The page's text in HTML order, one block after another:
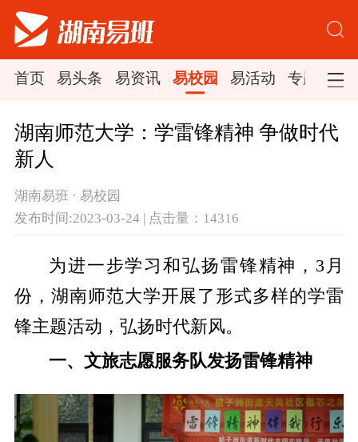
首页 易头条 易资讯 易校园 易活动 专题集锦
湖南师范大学：学雷锋精神 争做时代
新人
湖南易班 · 易校园
发布时间:2023-03-24 | 点击量：14316
为进一步学习和弘扬雷锋精神，3月
份，湖南师范大学开展了形式多样的学雷
锋主题活动，弘扬时代新风。
一、文旅志愿服务队发扬雷锋精神